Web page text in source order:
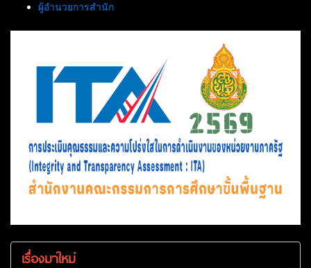
ผู้อำนวยการสำนัก
เรื่องมาใหม่